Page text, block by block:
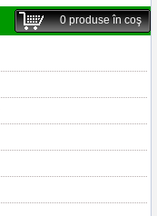
0produse în coş